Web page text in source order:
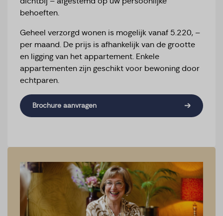
behoeften.
Geheel verzorgd wonen is mogelijk vanaf 5.220, –
per maand. De prijs is afhankelijk van de grootte
en ligging van het appartement. Enkele
appartementen zijn geschikt voor bewoning door
echtparen.
Brochure aanvragen